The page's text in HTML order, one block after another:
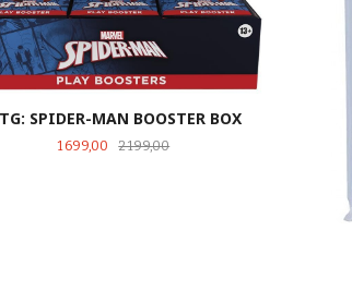
SPIDER-MAN BOOSTER BOX
Tilbud
1 699,00 2 199,00Rabatt